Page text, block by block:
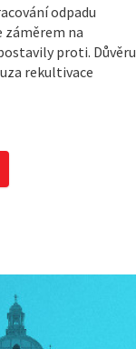
odpadu
záměrem na
proti. Důvěru
rekultivace